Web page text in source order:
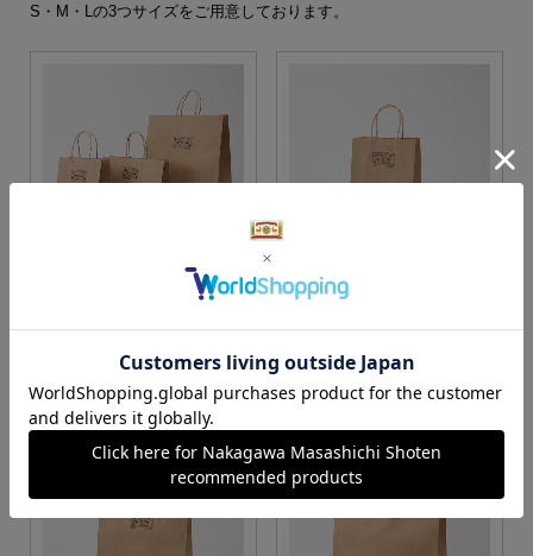
S・M・Lの3つサイズをご用意しております。
S・M・Lサイズより当店に
カートに入れる
Sサイズ
カートに入れる